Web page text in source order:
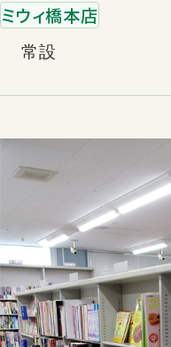
ミウィ橋本店
常設